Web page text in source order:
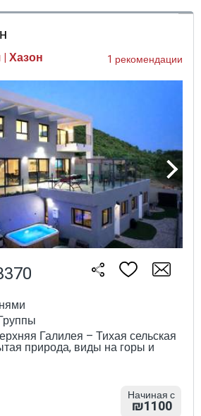
Хазон 1 рекомендации
Галилея – Тихая сельская
природа, виды на горы и
Начиная с
₪1100